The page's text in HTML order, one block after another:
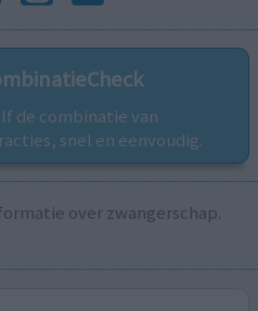
de combinatie van
snel en eenvoudig.
over zwangerschap.